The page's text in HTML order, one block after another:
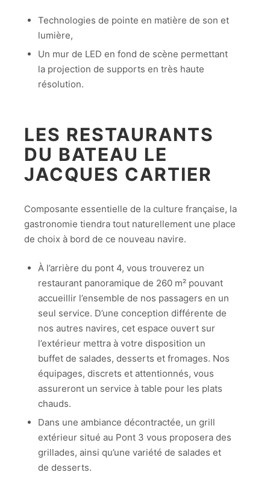
Technologies de pointe en matière de son et
lumière,
Un mur de LED en fond de scène permettant
la projection de supports en très haute
résolution.
LES RESTAURANTS
DU BATEAU LE
JACQUES CARTIER
Composante essentielle de la culture française, la
gastronomie tiendra tout naturellement une place
de choix à bord de ce nouveau navire.
À l’arrière du pont 4, vous trouverez un
restaurant panoramique de 260 m² pouvant
accueillir l’ensemble de nos passagers en un
seul service. D’une conception différente de
nos autres navires, cet espace ouvert sur
l’extérieur mettra à votre disposition un
buffet de salades, desserts et fromages. Nos
équipages, discrets et attentionnés, vous
assureront un service à table pour les plats
chauds.
Dans une ambiance décontractée, un grill
extérieur situé au Pont 3 vous proposera des
grillades, ainsi qu’une variété de salades et
de desserts.